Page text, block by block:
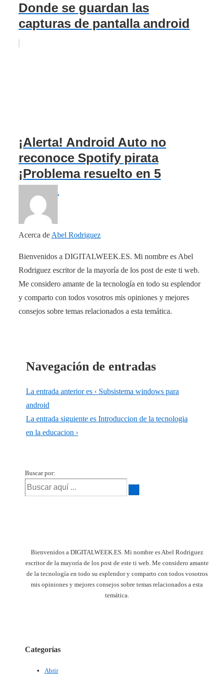
Donde se guardan las
capturas de pantalla android
¡Alerta! Android Auto no
reconoce Spotify pirata
¡Problema resuelto en 5
pasos!
Acerca de Abel Rodriguez
Bienvenidos a DIGITALWEEK.ES. Mi nombre es Abel
Rodriguez escritor de la mayoría de los post de este ti web.
Me considero amante de la tecnología en todo su esplendor
y comparto con todos vosotros mis opiniones y mejores
consejos sobre temas relacionados a esta temática.
Navegación de entradas
La entrada anterior es ‹ Subsistema windows para
android
La entrada siguiente es Introduccion de la tecnologia
en la educacion ›
Buscar por:
Bienvenidos a DIGITALWEEK.ES. Mi nombre es Abel Rodriguez
escritor de la mayoría de los post de este ti web. Me considero amante
de la tecnología en todo su esplendor y comparto con todos vosotros
mis opiniones y mejores consejos sobre temas relacionados a esta
temática.
Categorías
Abrir